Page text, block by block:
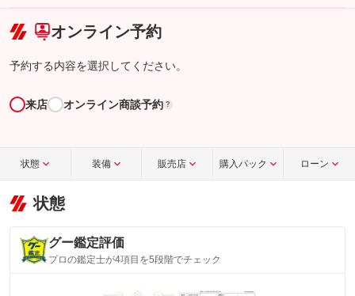
こちら
オンライン予約
予約する内容を選択してください。
来店 オンライン商談予約 ?
状態 装備 販売店 購入パック ローン
状態
グー鑑定評価
プロの鑑定士が4項目を5段階でチェック